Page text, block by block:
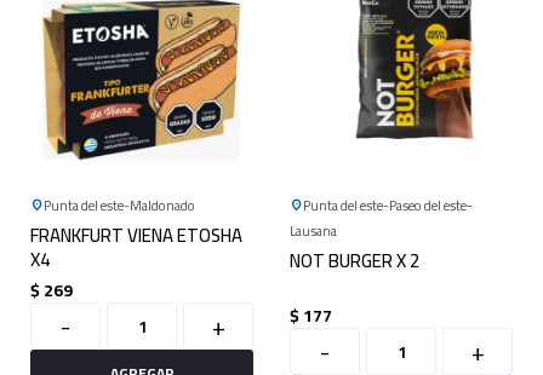
Punta del este Maldonado
FRANKFURT VIENA ETOSHA
X4
$269
- +
Punta del este Paseo del este
Lausana
NOT BURGER X 2
$177
- +